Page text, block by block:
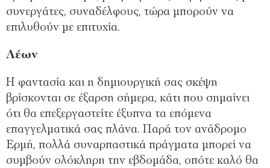
συνεργάτες, συναδέλφους, τώρα μπορούν να
επιλυθούν με επιτυχία.
Λέων
Η φαντασία και η δημιουργική σας σκέψη
βρίσκονται σε έξαρση σήμερα, κάτι που σημαίνει
ότι θα επεξεργαστείτε έξυπνα τα επόμενα
επαγγελματικά σας πλάνα. Παρά τον ανάδρομο
Ερμή, πολλά συναρπαστικά πράγματα μπορεί να
συμβούν ολόκληρη την εβδομάδα, οπότε καλό θα